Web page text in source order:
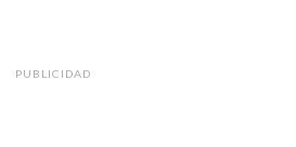
PUBLICIDAD